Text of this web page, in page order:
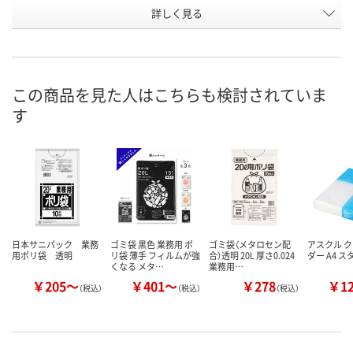
9483580 ANU2288
8月8日（土）
カゴへ カゴへ
詳しく見る
この商品を見た人はこちらも検討されていま
す
日本サニパック 業務
用ポリ袋 透明
￥205～（税込）
ゴミ袋 黒色 業務用 ポ
リ袋 薄手 フィルムが強
くなる メタ…
￥401～（税込）
ゴミ袋（メタロセン配
合）透明 20L 厚さ0.024
業務用…
￥278（税込）
アスクル
ダー A4 ス
￥